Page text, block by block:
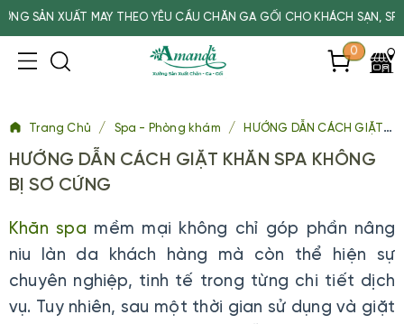
MAY THEO YÊU CẦU CHĂN GA GỐI CHO KHÁCH SẠN, SPA, TRƯỜNG
0
Trang Chủ / Spa - Phòng khám / HƯỚNG DẪN CÁCH GIẶT KHĂN SPA KHÔNG BỊ SƠ CỨNG
HƯỚNG DẪN CÁCH GIẶT KHĂN SPA KHÔNG
BỊ SƠ CỨNG
Khăn spa mềm mại không chỉ góp phần nâng
niu làn da khách hàng mà còn thể hiện sự
chuyên nghiệp, tinh tế trong từng chi tiết dịch
vụ. Tuy nhiên, sau một thời gian sử dụng và giặt